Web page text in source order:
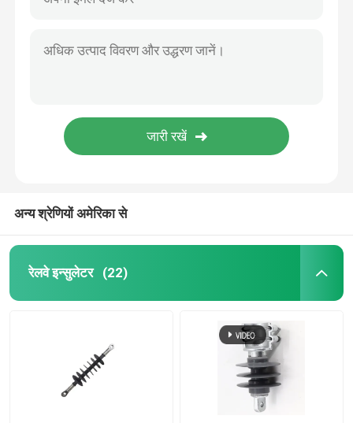
अन्य श्रेणियों अमेरिका से
रेलवे इन्सुलेटर (22)